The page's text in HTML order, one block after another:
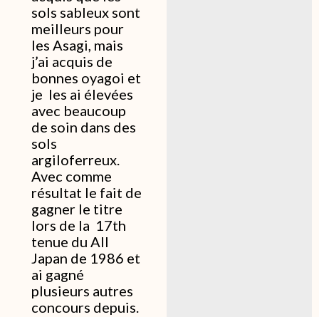
sols sableux sont
meilleurs pour
les Asagi, mais
j’ai acquis de
bonnes oyagoi et
je les ai élevées
avec beaucoup
de soin dans des
sols
argiloferreux.
Avec comme
résultat le fait de
gagner le titre
lors de la 17th
tenue du All
Japan de 1986 et
ai gagné
plusieurs autres
concours depuis.